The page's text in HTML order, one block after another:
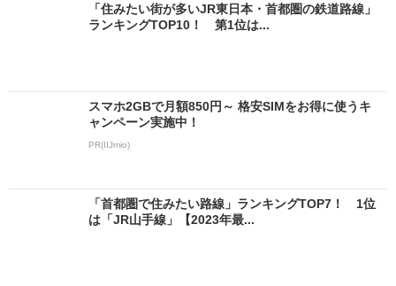
「住みたい街が多いJR東日本・首都圏の鉄道路線」
ランキングTOP10！ 第1位は...
スマホ2GBで月額850円～ 格安SIMをお得に使うキ
ャンペーン実施中！
PR(IIJmio)
「首都圏で住みたい路線」ランキングTOP7！ 1位
は「JR山手線」【2023年最...